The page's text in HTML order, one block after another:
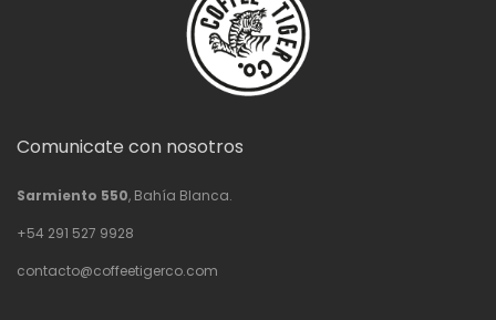
Comunicate con nosotros
Sarmiento 550, Bahía Blanca.
+54 291 527 9928
contacto@coffeetigerco.com